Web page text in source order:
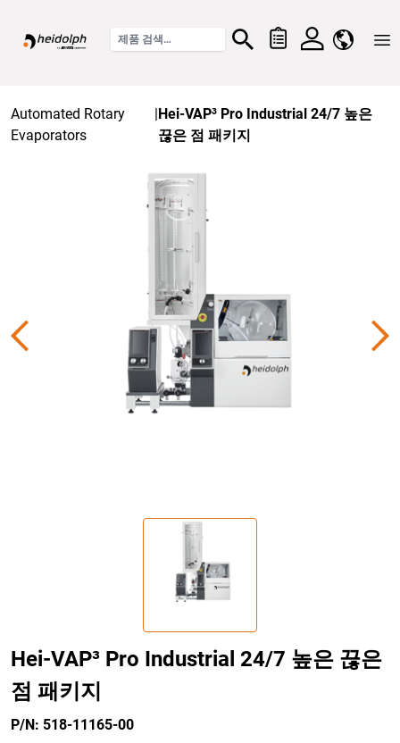
Automated Rotary
Evaporators
|Hei-VAP³ Pro Industrial 24/7 높은
끊은 점 패키지
Hei-VAP³ Pro Industrial 24/7 높은 끊은
점 패키지
P/N: 518-11165-00